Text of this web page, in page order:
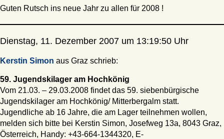
Guten Rutsch ins neue Jahr zu allen für 2008 !
Dienstag, 11. Dezember 2007 um 13:19:50 Uhr
Kerstin Simon aus Graz schrieb:
59. Jugendskilager am Hochkönig
Vom 21.03. – 29.03.2008 findet das 59. siebenbürgische
Jugendskilager am Hochkönig/ Mitterbergalm statt.
Jugendliche ab 16 Jahre, die am Lager teilnehmen wollen,
melden sich bitte bei Kerstin Simon, Josefweg 13a, 8043 Graz,
Österreich, Handy: +43-664-1344320, E-